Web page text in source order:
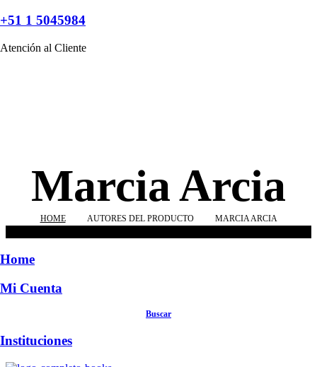
+51 1 5045984
Atención al Cliente
Marcia Arcia
HOME AUTORES DEL PRODUCTO MARCIA ARCIA
Home
Mi Cuenta
Buscar
Instituciones